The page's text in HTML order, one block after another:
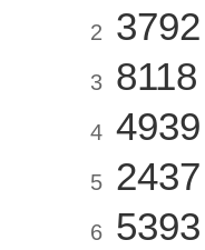
2 3792
3 8118
4 4939
5 2437
6 5393